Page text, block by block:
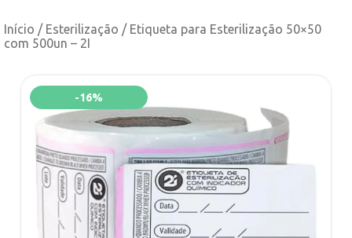
Início / Esterilização / Etiqueta para Esterilização 50×50
com 500un – 2I
-16%